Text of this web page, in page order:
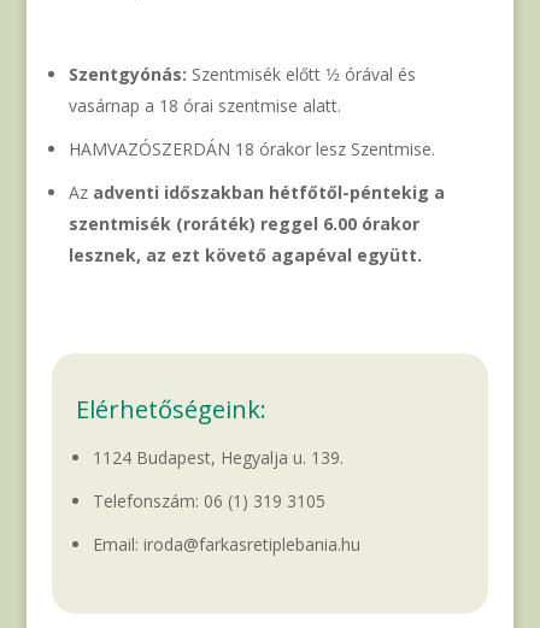
Szentgyónás: Szentmisék előtt 1⁄2 órával és
vasárnap a 18 órai szentmise alatt.
HAMVAZÓSZERDÁN 18 órakor lesz Szentmise.
Az adventi időszakban hétfőtől-péntekig a
szentmisék (roráték) reggel 6.00 órakor
lesznek, az ezt követő agapéval együtt.
Elérhetőségeink:
1124 Budapest, Hegyalja u. 139.
Telefonszám: 06 (1) 319 3105
Email: iroda@farkasretiplebania.hu